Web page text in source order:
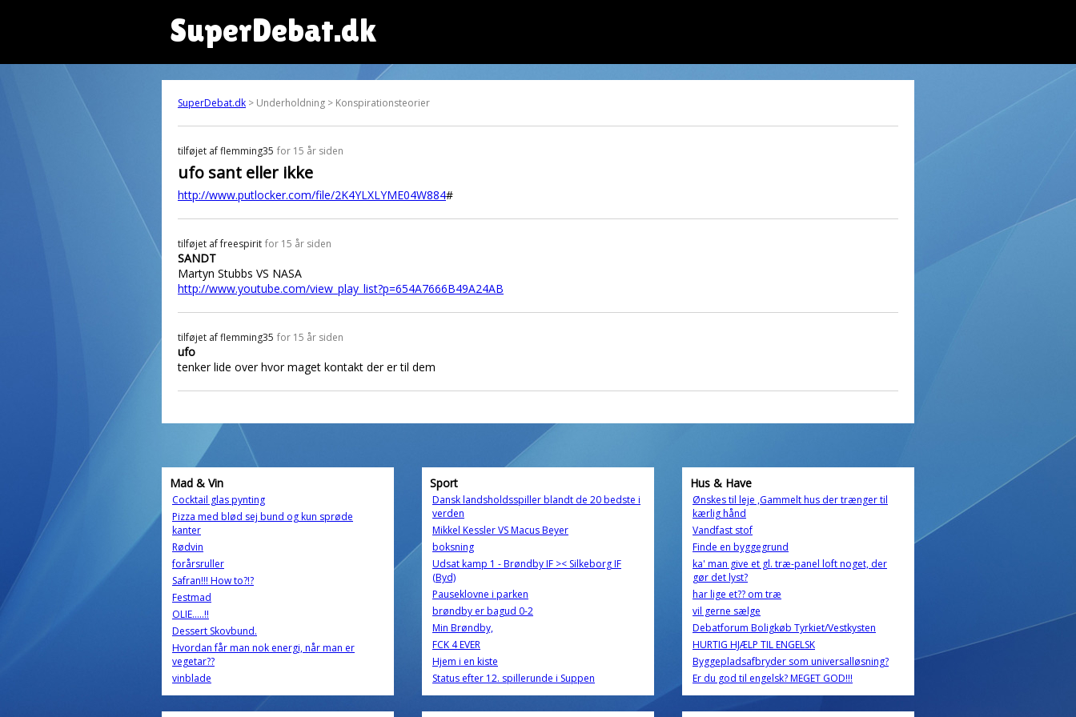
SuperDebat.dk
SuperDebat.dk > Underholdning > Konspirationsteorier
tilføjet afflemming35 for 15 år siden
ufo sant eller ikke
http://www.putlocker.com/file/2K4YLXLYME04W884#
tilføjet affreespirit for 15 år siden
SANDT
Martyn Stubbs VS NASA
http://www.youtube.com/view_play_list?p=654A7666B49A24AB
tilføjet afflemming35 for 15 år siden
ufo
tenker lide over hvor maget kontakt der er til dem
Mad & Vin
Cocktail glas pynting
Pizza med blød sej bund og kun sprøde
kanter
Rødvin
forårsruller
Safran!!! How to?!?
Festmad
OLIE.....!!
Dessert Skovbund.
Hvordan får man nok energi, når man er
vegetar??
vinblade
Sport
Dansk landsholdsspiller blandt de 20 bedste i
verden
Mikkel Kessler VS Macus Beyer
boksning
Udsat kamp 1 - Brøndby IF >< Silkeborg IF
(Byd)
Pauseklovne i parken
brøndby er bagud 0-2
Min Brøndby,
FCK 4 EVER
Hjem i en kiste
Status efter 12. spillerunde i Suppen
Hus & Have
Ønskes til leje ,Gammelt hus der trænger til
kærlig hånd
Vandfast stof
Finde en byggegrund
ka' man give et gl. træ-panel loft noget, der
gør det lyst?
har lige et?? om træ
vil gerne sælge
Debatforum Boligkøb Tyrkiet/Vestkysten
HURTIG HJÆLP TIL ENGELSK
Byggepladsafbryder som universalløsning?
Er du god til engelsk? MEGET GOD!!!